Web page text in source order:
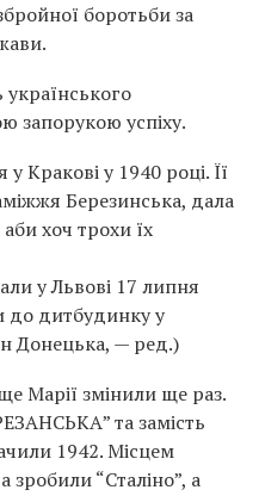
боротьби за
запорукою успіху.
Кракові у 1940 році. Її
Березинська, дала
хоч трохи їх
у Львові 17 липня
до дитбудинку у
Донецька, — ред.)
Марії змінили ще раз.
та замість
1942. Місцем
“Сталіно”, а